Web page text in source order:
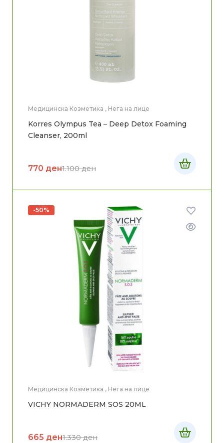
Медицинска Козметика , Нега на лице
Korres Olympus Tea – Deep Detox Foaming
Cleanser, 200ml
1.100ден
770 ден
-50%
Медицинска Козметика , Нега на лице
VICHY NORMADERM SOS 20ML
1.330ден
665 ден